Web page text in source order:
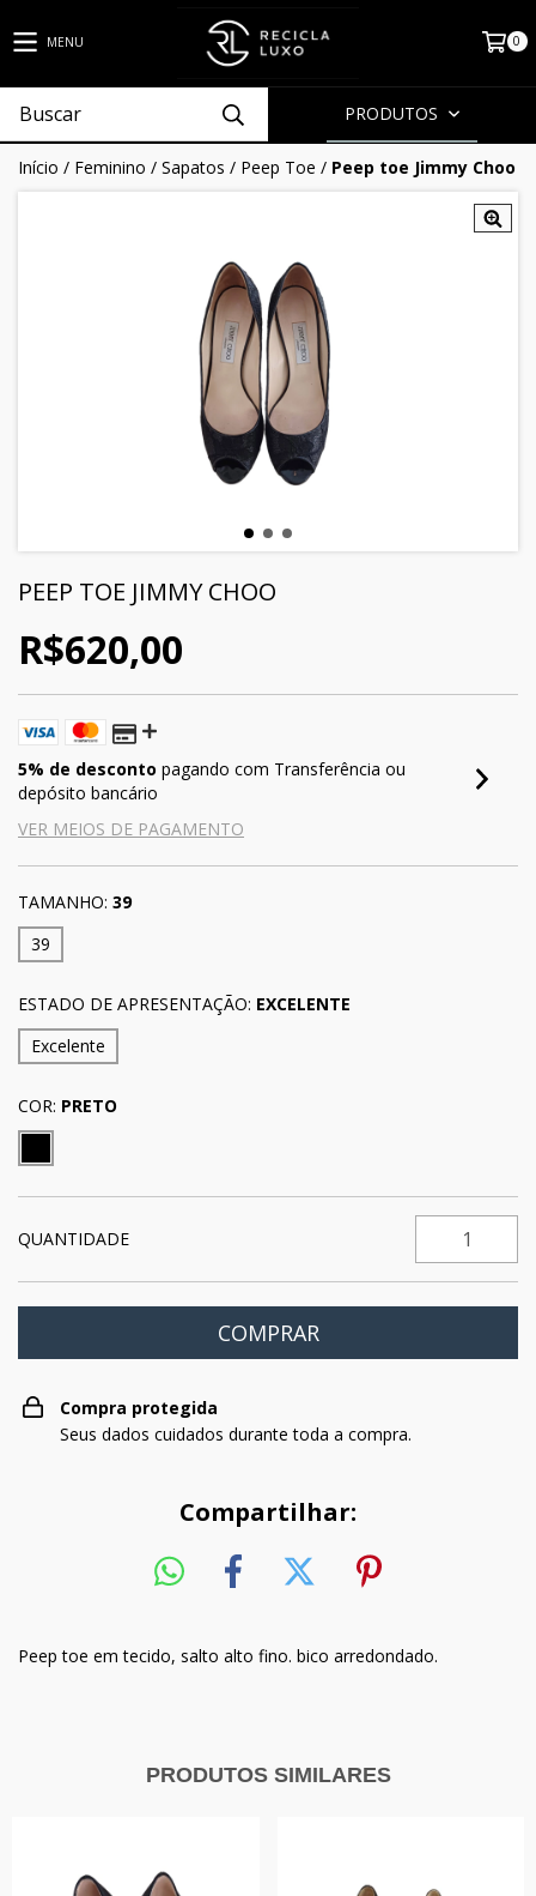
MENU 0
PRODUTOS
Início / Feminino / Sapatos / Peep Toe / Peep toe Jimmy Choo
PEEP TOE JIMMY CHOO
R$620,00
5% de desconto pagando com Transferência ou
depósito bancário
VER MEIOS DE PAGAMENTO
TAMANHO: 39
39
ESTADO DE APRESENTAÇÃO: EXCELENTE
Excelente
COR: PRETO
QUANTIDADE
Compra protegida
Seus dados cuidados durante toda a compra.
Compartilhar:
Peep toe em tecido, salto alto fino. bico arredondado.
PRODUTOS SIMILARES